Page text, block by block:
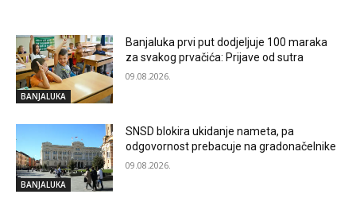
BANJALUKA
Banjaluka prvi put dodjeljuje 100 maraka
za svakog prvačića: Prijave od sutra
09.08.2026.
BANJALUKA
SNSD blokira ukidanje nameta, pa
odgovornost prebacuje na gradonačelnike
09.08.2026.